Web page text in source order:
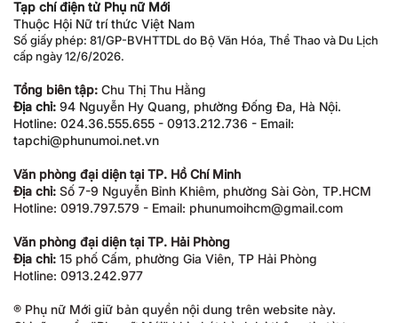
Tạp chí điện tử Phụ nữ Mới
Thuộc Hội Nữ trí thức Việt Nam
Số giấy phép: 81/GP-BVHTTDL do Bộ Văn Hóa, Thể Thao và Du Lịch
cấp ngày 12/6/2026.
Tổng biên tập: Chu Thị Thu Hằng
Địa chỉ: 94 Nguyễn Hy Quang, phường Đống Đa, Hà Nội.
Hotline: 024.36.555.655 - 0913.212.736 - Email:
tapchi@phunumoi.net.vn
Văn phòng đại diện tại TP. Hồ Chí Minh
Địa chỉ: Số 7-9 Nguyễn Bỉnh Khiêm, phường Sài Gòn, TP.HCM
Hotline: 0919.797.579 - Email: phunumoihcm@gmail.com
Văn phòng đại diện tại TP. Hải Phòng
Địa chỉ: 15 phố Cấm, phường Gia Viên, TP Hải Phòng
Hotline: 0913.242.977
® Phụ nữ Mới giữ bản quyền nội dung trên website này.